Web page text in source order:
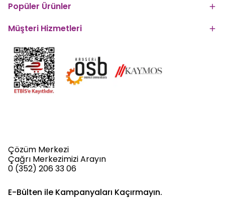
Popüler Ürünler
Müşteri Hizmetleri
Çözüm Merkezi
Çağrı Merkezimizi Arayın
0 (352) 206 33 06
E-Bülten ile Kampanyaları Kaçırmayın.